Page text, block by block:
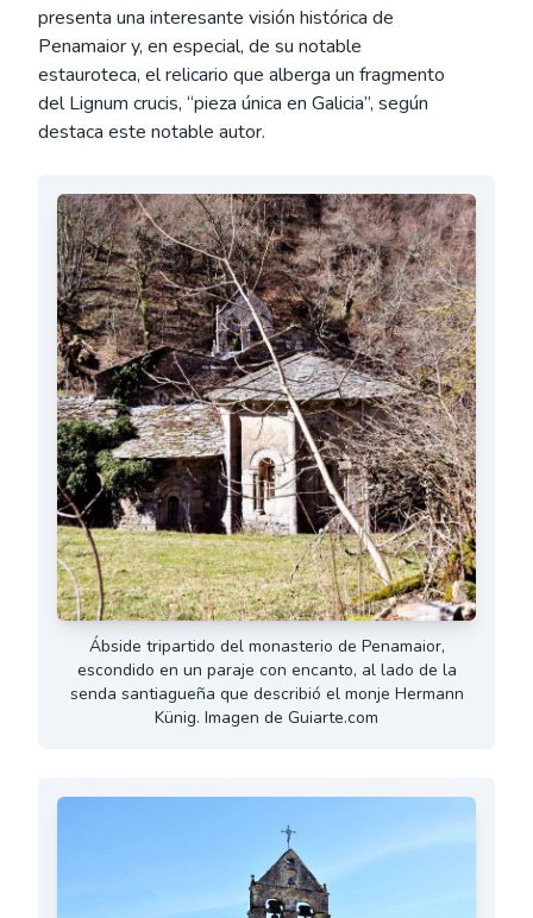
presenta una interesante visión histórica de
Penamaior y, en especial, de su notable
estauroteca, el relicario que alberga un fragmento
del Lignum crucis, “pieza única en Galicia”, según
destaca este notable autor.
Ábside tripartido del monasterio de Penamaior,
escondido en un paraje con encanto, al lado de la
senda santiagueña que describió el monje Hermann
Künig. Imagen de Guiarte.com